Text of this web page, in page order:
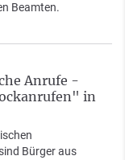
Beamten.
Anrufe -
in
Bürger aus